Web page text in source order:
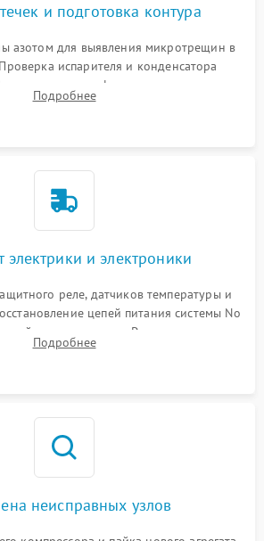
и подготовка контура
азотом для выявления микротрещин в
испарителя и конденсатора
старого фильтра-осушителя и
трубки для устранения засоров.
Подробнее
электрики и электроники
реле, датчиков температуры и
цепей питания системы No
и вентилятор. Ремонт или замена
при сбоях алгоритмов.
Подробнее
неисправных узлов